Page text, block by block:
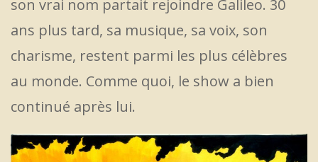
son vrai nom partait rejoindre Galileo. 30
ans plus tard, sa musique, sa voix, son
charisme, restent parmi les plus célèbres
au monde. Comme quoi, le show a bien
continué après lui.